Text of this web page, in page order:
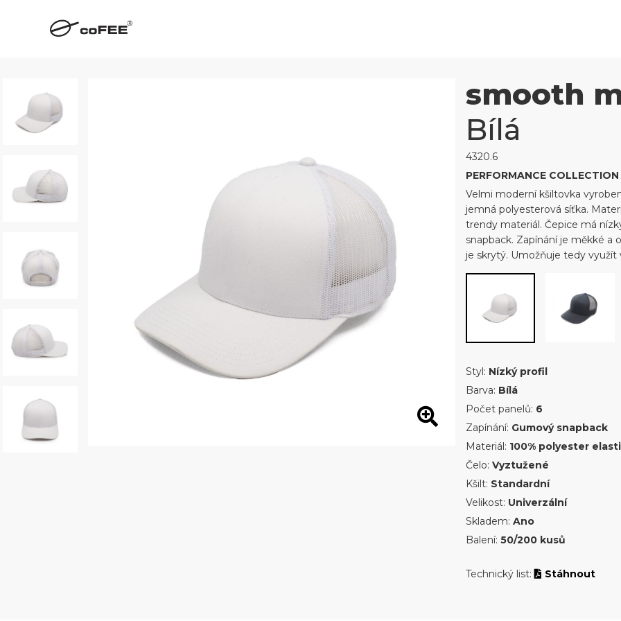
smooth
Bílá
4320.6
PERFORMANCE
Velmi moderní kšiltovka
jemná polyesterová síťka.
trendy materiál. Čepice má
snapback. Zapínání je měkké a
je skrytý. Umožňuje tedy využít
Styl: Nízký profil
Barva: Bílá
Počet panelů: 6
Zapínání: Gumový snapback
Materiál: 100% polyester
Čelo: Vyztužené
Kšilt: Standardní
Velikost: Univerzální
Skladem: Ano
Balení: 50/200 kusů
Technický list: Stáhnout